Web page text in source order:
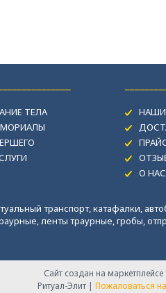
ТЕЛА
О НАС
транспорт, катафалки,
ленты траурные, гробы,
Сайт создан на маркетплейсе
Ритуал-Элит | Пожаловаться